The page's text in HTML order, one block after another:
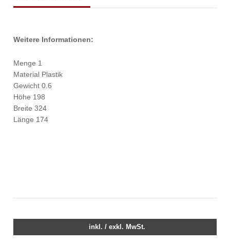
Weitere Informationen:
Menge 1
Material Plastik
Gewicht 0.6
Höhe 198
Breite 324
Länge 174
inkl. / exkl. MwSt.